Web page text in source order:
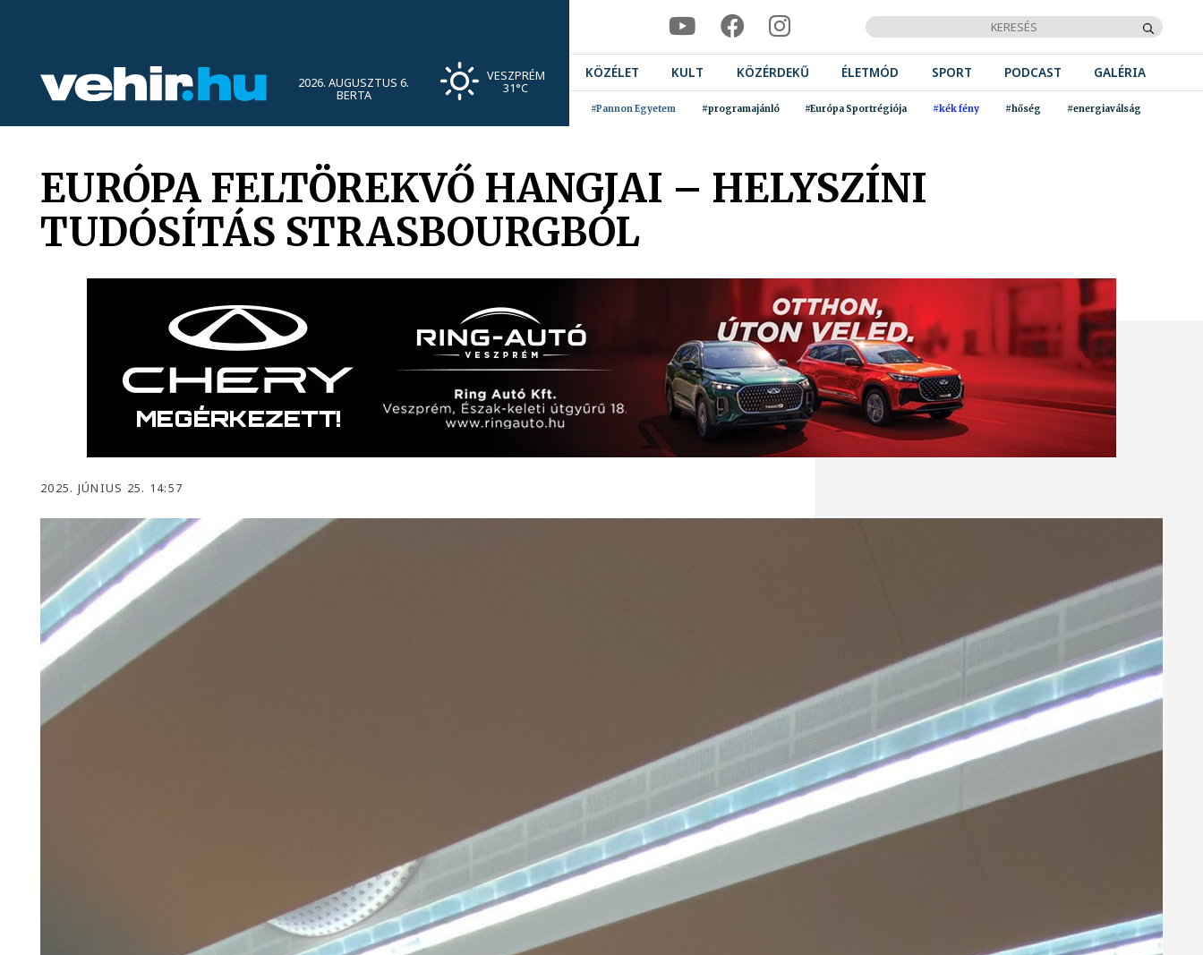
2026. AUGUSZTUS 6.
BERTA
VESZPRÉM
31°C
KÖZÉLET KULT KÖZÉRDEKŰ ÉLETMÓD SPORT PODCAST GALÉRIA
#Pannon Egyetem #programajánló #Európa Sportrégiója #kék fény #hőség #energiaválság
EURÓPA FELTÖREKVŐ HANGJAI – HELYSZÍNI
TUDÓSÍTÁS STRASBOURGBÓL
2025. JÚNIUS 25. 14:57